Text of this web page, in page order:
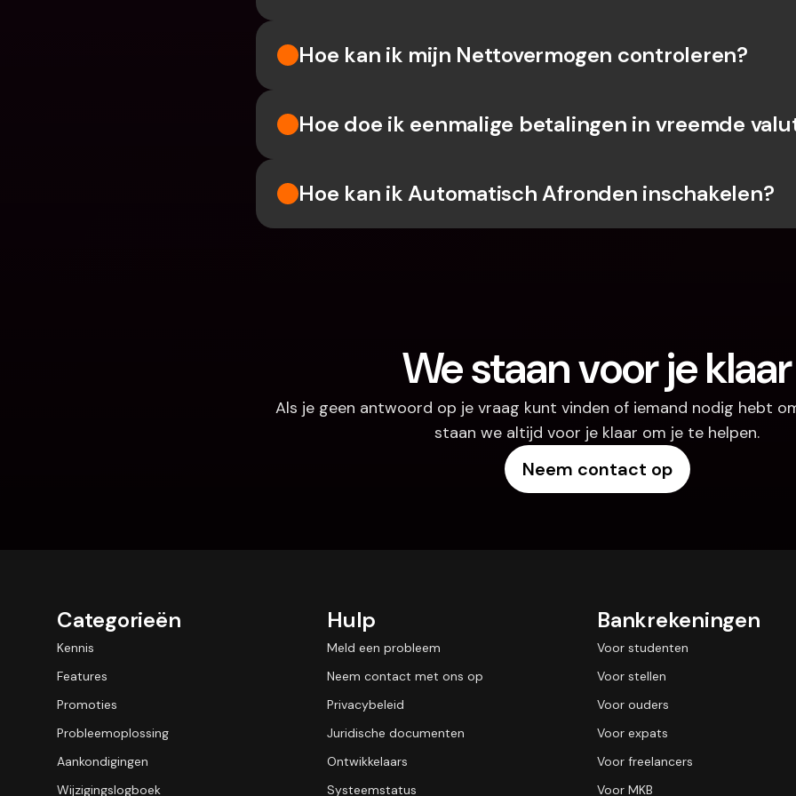
Hoe kan ik mijn Nettovermogen controleren?
Hoe doe ik eenmalige betalingen in vreemde
Hoe kan ik Automatisch Afronden inschakelen?
We staan voor je klaar
Als je geen antwoord op je vraag kunt vinden of iemand nodig hebt
staan we altijd voor je klaar om je te helpen.
Neem contact op
Categorieën
Kennis
Features
Promoties
Probleemoplossing
Aankondigingen
Wijzigingslogboek
Hulp
Meld een probleem
Neem contact met ons op
Privacybeleid
Juridische documenten
Ontwikkelaars
Systeemstatus
Bankrekeningen
Voor studenten
Voor stellen
Voor ouders
Voor expats
Voor freelancers
Voor MKB